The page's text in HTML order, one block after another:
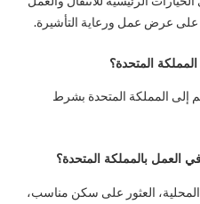
عرض عمل ورعاية التأشيرة.
المتحدة؟
إلى المملكة المتحدة بشرط
العمل بالمملكة المتحدة؟
العثور على سكن مناسب،